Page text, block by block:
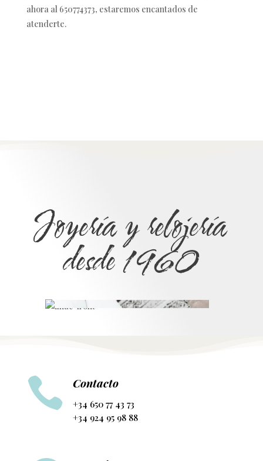
ahora al 650774373, estaremos encantados de
atenderte.
Joyería y relojería
desde 1960
 Contacto
+34 650 77 43 73
+34 924 95 98 88